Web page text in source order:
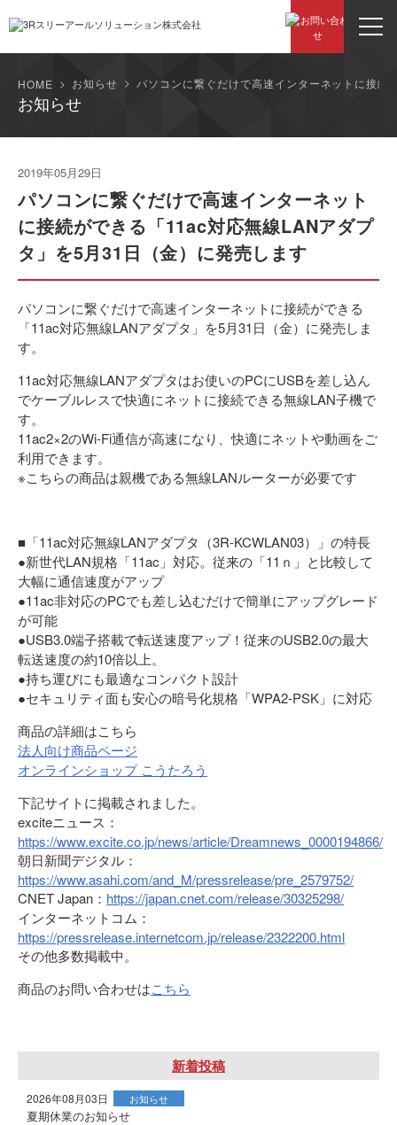
HOME お知らせ パソコンに繋ぐだけで高速インターネットに接
お知らせ
2019年05月29日
パソコンに繋ぐだけで高速インターネット
に接続ができる「11ac対応無線LANアダプ
タ」を5月31日（金）に発売します
パソコンに繋ぐだけで高速インターネットに接続ができる
「11ac対応無線LANアダプタ」を5月31日（金）に発売しま
す。
11ac対応無線LANアダプタはお使いのPCにUSBを差し込ん
でケーブルレスで快適にネットに接続できる無線LAN子機で
す。
11ac2×2のWi-Fi通信が高速になり、快適にネットや動画をご
利用できます。
※こちらの商品は親機である無線LANルーターが必要です
■「11ac対応無線LANアダプタ（3R-KCWLAN03）」の特長
●新世代LAN規格「11ac」対応。従来の「11ｎ」と比較して
大幅に通信速度がアップ
●11ac非対応のPCでも差し込むだけで簡単にアップグレード
が可能
●USB3.0端子搭載で転送速度アップ！従来のUSB2.0の最大
転送速度の約10倍以上。
●持ち運びにも最適なコンパクト設計
●セキュリティ面も安心の暗号化規格「WPA2-PSK」に対応
商品の詳細はこちら
法人向け商品ページ
オンラインショップ こうたろう
下記サイトに掲載されました。
exciteニュース：
https://www.excite.co.jp/news/article/Dreamnews_0000194866/
朝日新聞デジタル：
https://www.asahi.com/and_M/pressrelease/pre_2579752/
CNET Japan： https://japan.cnet.com/release/30325298/
インターネットコム：
https://pressrelease.internetcom.jp/release/2322200.html
その他多数掲載中。
商品のお問い合わせはこちら
新着投稿
2026年08月03日 お知らせ
夏期休業のお知らせ